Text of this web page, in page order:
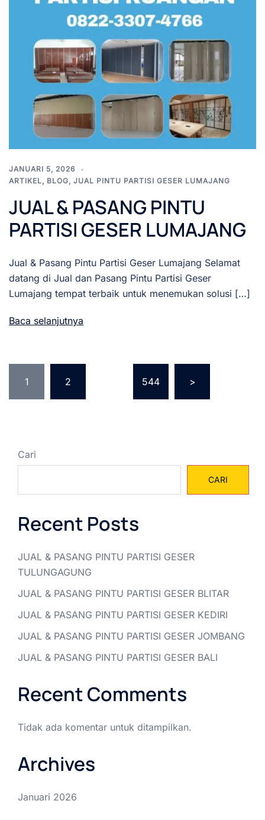
JANUARI 5, 2026
ARTIKEL, BLOG, JUAL PINTU PARTISI GESER LUMAJANG
JUAL & PASANG PINTU
PARTISI GESER LUMAJANG
Jual & Pasang Pintu Partisi Geser Lumajang Selamat
datang di Jual dan Pasang Pintu Partisi Geser
Lumajang tempat terbaik untuk menemukan solusi […]
Baca selanjutnya
pos
1 2 544 >
Cari
CARI
Recent Posts
JUAL & PASANG PINTU PARTISI GESER
TULUNGAGUNG
JUAL & PASANG PINTU PARTISI GESER BLITAR
JUAL & PASANG PINTU PARTISI GESER KEDIRI
JUAL & PASANG PINTU PARTISI GESER JOMBANG
JUAL & PASANG PINTU PARTISI GESER BALI
Recent Comments
Tidak ada komentar untuk ditampilkan.
Archives
Januari 2026